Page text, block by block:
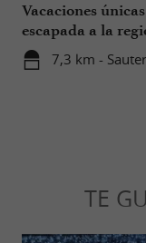
Vacaciones
escapada a la
sur de la Gironda
7,3 km -
TE